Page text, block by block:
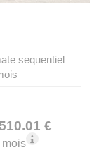
sequentiel
.01 €
mois